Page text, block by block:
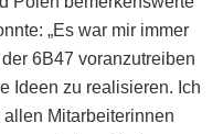
„Es war mir immer
6B47 voranzutreiben
Ideen zu realisieren. Ich
Mitarbeiterinnen